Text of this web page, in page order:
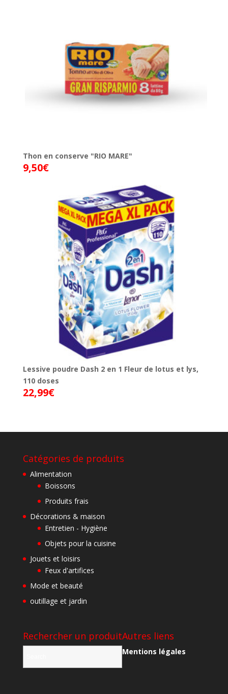
Thon en conserve "RIO MARE"
9,50€
Lessive poudre Dash 2 en 1 Fleur de lotus et lys,
110 doses
22,99€
Catégories de produits
Alimentation
Boissons
Produits frais
Décorations & maison
Entretien - Hygiène
Objets pour la cuisine
Jouets et loisirs
Feux d'artifices
Mode et beauté
outillage et jardin
Rechercher un produitAutres liens
Mentions légales